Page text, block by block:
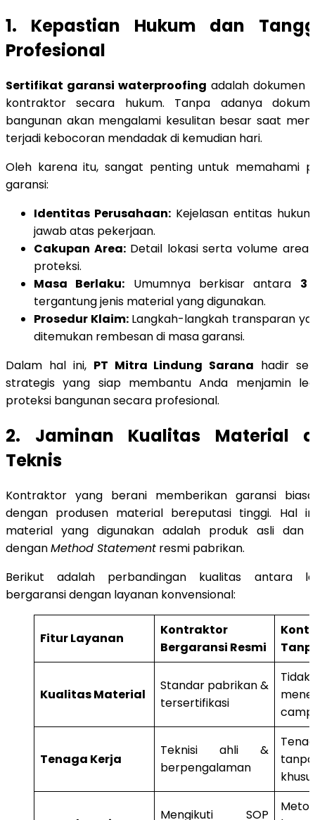
1. Kepastian Hukum dan
Profesional
Sertifikat garansi waterproofing adalah dokumen
kontraktor secara hukum. Tanpa adanya
bangunan akan mengalami kesulitan besar saat
terjadi kebocoran mendadak di kemudian hari.
Oleh karena itu, sangat penting untuk memahami
garansi:
Identitas Perusahaan:Kejelasan entitas
jawab atas pekerjaan.
Cakupan Area:Detail lokasi serta volume area
proteksi.
Masa Berlaku: Umumnya berkisar antara 3
tergantung jenis material yang digunakan.
Prosedur Klaim:Langkah-langkah transparan
ditemukan rembesan di masa garansi.
Dalam hal ini, PT Mitra Lindung Sarana hadir
strategis yang siap membantu Anda menjamin
proteksi bangunan secara profesional.
2. Jaminan Kualitas Material
Teknis
Kontraktor yang berani memberikan garansi
dengan produsen material bereputasi tinggi. Hal
material yang digunakan adalah produk asli dan
denganMethod Statement resmi pabrikan.
Berikut adalah perbandingan kualitas antara
bergaransi dengan layanan konvensional:
Fitur Layanan
Kontraktor
Bergaransi Resmi
Kualitas Material
Standar pabrikan &
tersertifikasi
Tidak
Tenaga Kerja
Teknisi ahli &
berpengalaman
Mengikuti SOP